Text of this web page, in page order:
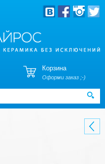
Корзина
Оформи заказ ;-)